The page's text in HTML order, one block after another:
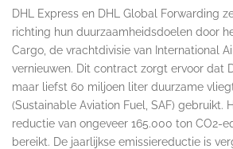
DHL Express en DHL Global Forwarding
richting hun duurzaamheidsdoelen door
Cargo, de vrachtdivisie van International
vernieuwen. Dit contract zorgt ervoor dat
maar liefst 60 miljoen liter duurzame
(Sustainable Aviation Fuel, SAF) gebruikt.
reductie van ongeveer 165.000 ton CO2-
bereikt. De jaarlijkse emissiereductie is